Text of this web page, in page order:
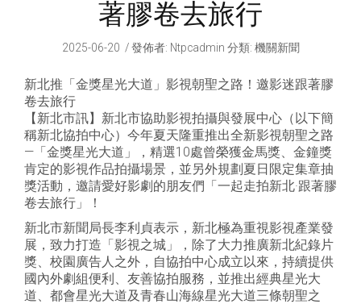
著膠卷去旅行
2025-06-20 發佈者: Ntpcadmin 分類: 機關新聞
新北推「金獎星光大道」影視朝聖之路！邀影迷跟著膠
卷去旅行
【新北市訊】新北市協助影視拍攝與發展中心（以下簡
稱新北協拍中心）今年夏天隆重推出全新影視朝聖之路
—「金獎星光大道」，精選10處曾榮獲金馬獎、金鐘獎
肯定的影視作品拍攝場景，並另外規劃夏日限定集章抽
獎活動，邀請愛好影劇的朋友們「一起走拍新北·跟著膠
卷去旅行」！
新北市新聞局長李利貞表示，新北極為重視影視產業發
展，致力打造「影視之城」，除了大力推廣新北紀錄片
獎、校園廣告人之外，自協拍中心成立以來，持續提供
國內外劇組便利、友善協拍服務，並推出經典星光大
道、都會星光大道及青春山海線星光大道三條朝聖之